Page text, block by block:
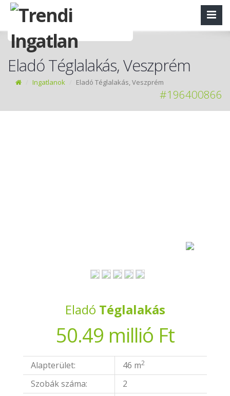
Eladó Téglalakás, Veszprém
Ingatlanok Eladó Téglalakás, Veszprém
#196400866
Eladó Téglalakás
50.49 millió Ft
Alapterület: 46 m2
Szobák száma:
2